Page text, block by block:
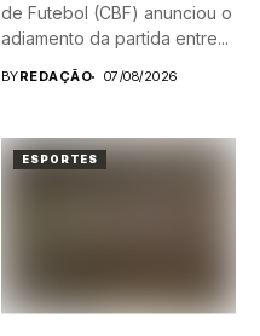
de Futebol (CBF) anunciou o
adiamento da partida entre...
BYREDAÇÃO 07/08/2026
ESPORTES